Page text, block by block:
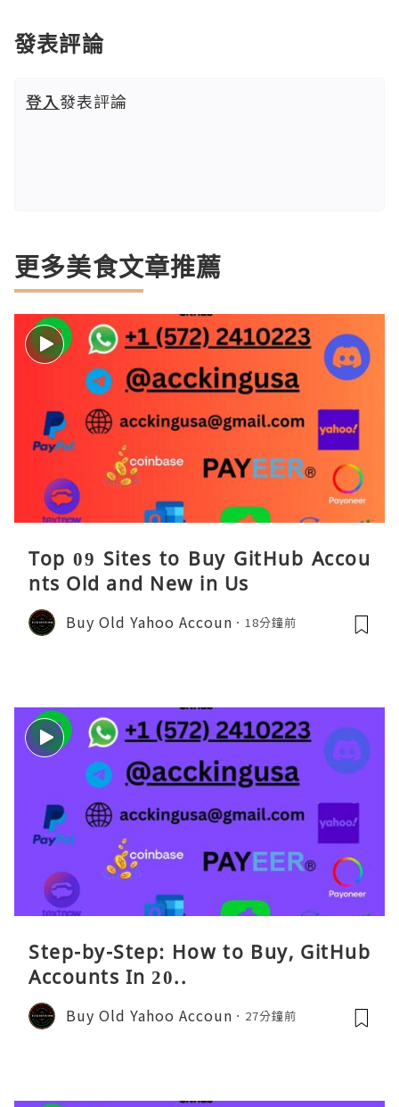
發表評論
登入發表評論
更多美食文章推薦
Top 09 Sites to Buy GitHub Accou
nts Old and New in Us
Buy Old Yahoo Accoun 18分鐘前
Step-by-Step: How to Buy, GitHub
Accounts In 20..
Buy Old Yahoo Accoun 27分鐘前